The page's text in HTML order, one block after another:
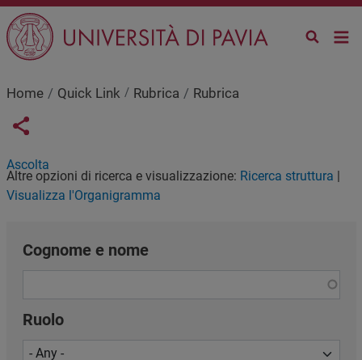
Skip to main content
Home Quick Link Rubrica Rubrica
Links condivisione social
Share button
Ascolta
Altre opzioni di ricerca e visualizzazione: Ricerca struttura |
Visualizza l'Organigramma
Cognome e nome
Ruolo